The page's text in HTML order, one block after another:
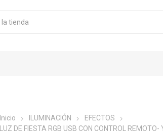
Inicio ILUMINACIÓN
EFECTOS
LUZ DE FIESTA RGB USB CON CONTROL REMOTO-